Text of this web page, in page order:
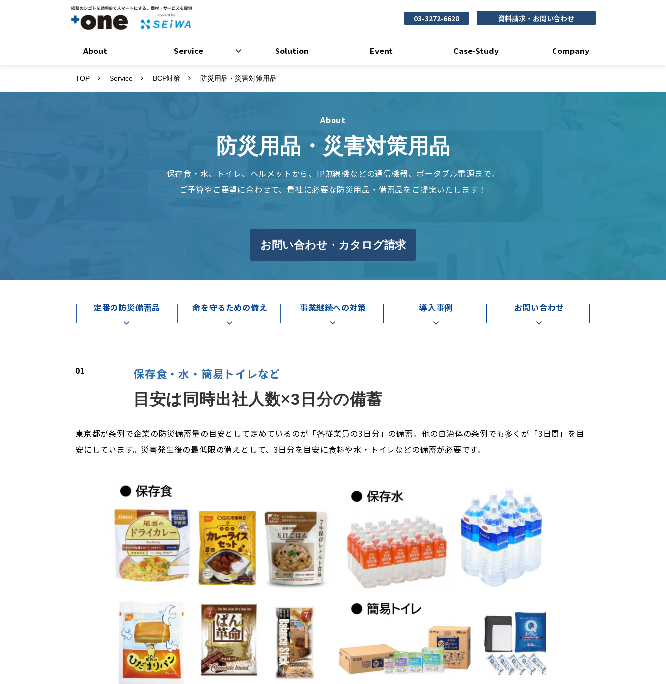
03-3272-6628 資料請求・お問い合わせ
About Service Solution Event Case-Study Company
TOP Service BCP対策 防災用品・災害対策用品
About
防災用品・災害対策用品
保存食・水、トイレ、ヘルメットから、IP無線機などの通信機器、ポータブル電源まで。
ご予算やご要望に合わせて、貴社に必要な防災用品・備蓄品をご提案いたします！
お問い合わせ・カタログ請求
定番の防災備蓄品 命を守るための備え 事業継続への対策 導入事例 お問い合わせ
01 保存食・水・簡易トイレなど
目安は同時出社人数×3日分の備蓄
東京都が条例で企業の防災備蓄量の目安として定めているのが「各従業員の3日分」の備蓄。他の自治体の条例でも多くが「3日間」を目
安にしています。災害発生後の最低限の備えとして、3日分を目安に食料や水・トイレなどの備蓄が必要です。